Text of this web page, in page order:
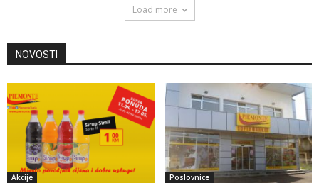
Load more
NOVOSTI
Akcije Poslovnice